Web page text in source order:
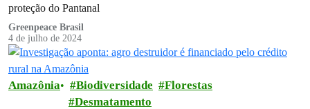
proteção do Pantanal
Greenpeace Brasil
4 de julho de 2024
Amazônia Biodiversidade
Florestas
Desmatamento